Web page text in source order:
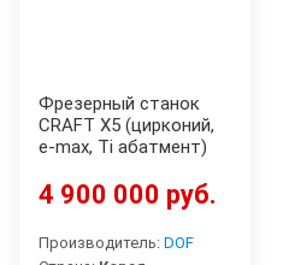
Фрезерный станок
CRAFT X5 (цирконий,
e-max, Ti абатмент)
4 900 000 руб.
Производитель: DOF